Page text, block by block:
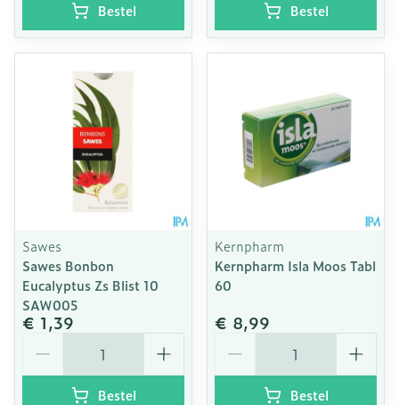
Bestel Bestel
Sawes
Sawes Bonbon
Eucalyptus Zs Blist 10
SAW005
€ 1,39
Bestel
Kernpharm
Kernpharm Isla Moos Tabl
60
€ 8,99
Bestel